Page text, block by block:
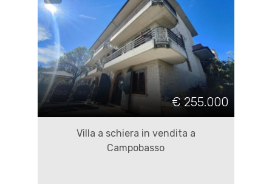
€ 255.000
Villa a schiera in vendita a
Campobasso